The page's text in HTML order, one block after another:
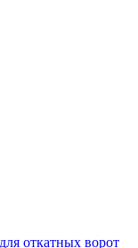
откатных ворот